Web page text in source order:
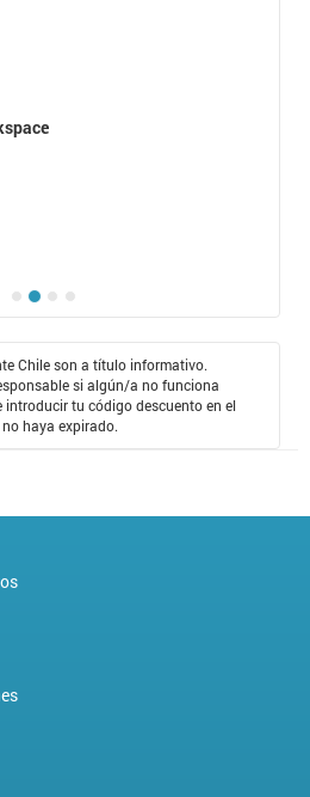
Chile son a título informativo.
si algún/a no funciona
introducir tu código descuento en el
haya expirado.